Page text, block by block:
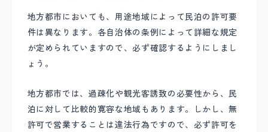
地方都市においても、用途地域によって民泊の許可要
件は異なります。各自治体の条例によって詳細な規定
が定められていますので、必ず確認するようにしまし
ょう。
地方都市では、過疎化や観光客誘致の必要性から、民
泊に対して比較的寛容な地域もあります。しかし、無
許可で営業することは違法行為ですので、必ず許可を